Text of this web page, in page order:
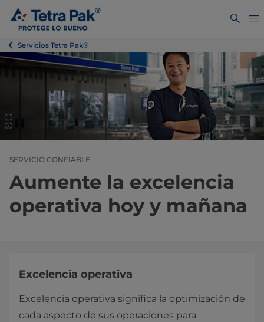
Servicios Tetra Pak®
SERVICIO CONFIABLE
Aumente la excelencia
operativa hoy y mañana
Excelencia operativa
Excelencia operativa significa la optimización de
cada aspecto de sus operaciones para